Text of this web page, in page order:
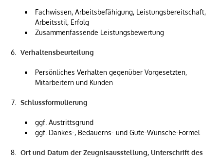
Fachwissen, Arbeitsbefähigung, Leistungsbereitschaft,
Arbeitsstil, Erfolg
Zusammenfassende Leistungsbewertung
Verhaltensbeurteilung
Persönliches Verhalten gegenüber Vorgesetzten,
Mitarbeitern und Kunden
Schlussformulierung
ggf. Austrittsgrund
ggf. Dankes-, Bedauerns- und Gute-Wünsche-Formel
Ort und Datum der Zeugnisausstellung, Unterschrift des